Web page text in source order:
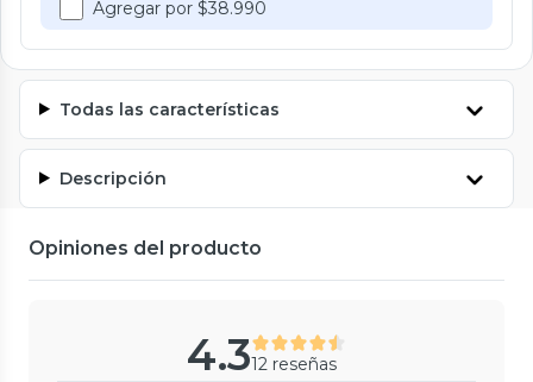
Agregar por $38.990
Todas las características
Descripción
Opiniones del producto
4.312 reseñas